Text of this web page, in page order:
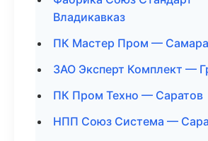
Владикавказ
ПК Мастер Пром — Самара
ЗАО Эксперт Комплект —
ПК Пром Техно — Саратов
НПП Союз Система —